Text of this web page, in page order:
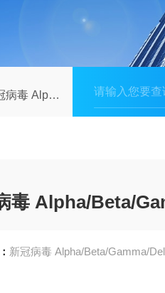
Delta 变异盘
毒 Alpha/Beta/
新冠病毒 Alpha/Beta/Gamma/